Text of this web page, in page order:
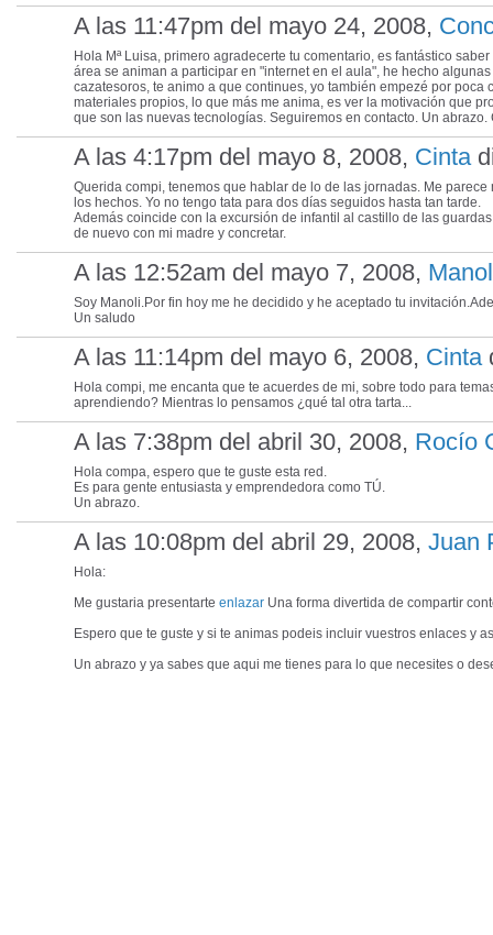
A las 11:47pm del mayo 24, 2008,
Hola Mª Luisa, primero agradecerte tu comentario, es fantástico
área se animan a participar en "internet en el aula", he hecho
cazatesoros, te animo a que continues, yo también empezé por poca
materiales propios, lo que más me anima, es ver la motivación que
que son las nuevas tecnologías. Seguiremos en contacto. Un abrazo.
A las 4:17pm del mayo 8, 2008, Cinta
Querida compi, tenemos que hablar de lo de las jornadas. Me
los hechos. Yo no tengo tata para dos días seguidos hasta tan tarde.
Además coincide con la excursión de infantil al castillo de las
de nuevo con mi madre y concretar.
A las 12:52am del mayo 7, 2008,
Soy Manoli.Por fin hoy me he decidido y he aceptado tu
Un saludo
A las 11:14pm del mayo 6, 2008, Cinta
Hola compi, me encanta que te acuerdes de mi, sobre todo para
aprendiendo? Mientras lo pensamos ¿qué tal otra tarta...
A las 7:38pm del abril 30, 2008, Rocío
Hola compa, espero que te guste esta red.
Es para gente entusiasta y emprendedora como TÚ.
Un abrazo.
A las 10:08pm del abril 29, 2008, Juan
Hola:
Me gustaria presentarte enlazar Una forma divertida de compartir
Espero que te guste y si te animas podeis incluir vuestros enlaces y
Un abrazo y ya sabes que aqui me tienes para lo que necesites o